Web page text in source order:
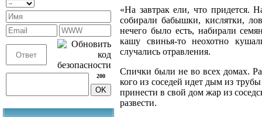
200
«На завтрак ели, что придется.
собирали бабышки, кислятки,
нечего было есть, набирали
кашу свинья-то неохотно
случались отравления.
Спички были не во всех домах.
кого из соседей идет дым из
принести в свой дом жар из
развести.